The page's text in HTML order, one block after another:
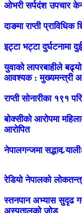
ओभरी सर्पदंश उपचार
दाङमा राप्ती प्राविधिक
इट्टा भट्टा दुर्घटनामा
युवाको लापरबाहीले
आवश्यक : मुख्यमन्त्री
राप्ती सोनारीका १९१
बोक्सीको आरोपमा
आरोपित
नेपालगन्जमा सद्भाव
रेडियो नेपालको
स्तनपान अभ्यास सुदृढ